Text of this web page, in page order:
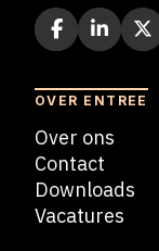
OVER ENTREE
Over ons
Contact
Downloads
Vacatures